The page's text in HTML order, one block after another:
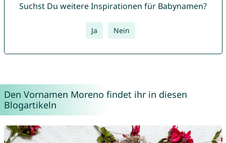
Suchst Du weitere Inspirationen für Babynamen?
Ja Nein
Den Vornamen Moreno findet ihr in diesen
Blogartikeln